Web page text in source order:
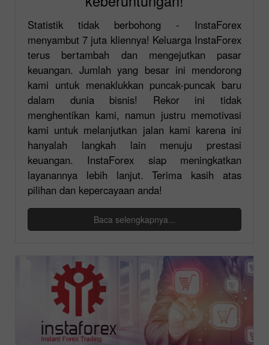
Statistik tidak berbohong - InstaForex
menyambut 7 juta kliennya! Keluarga InstaForex
terus bertambah dan mengejutkan pasar
keuangan. Jumlah yang besar ini mendorong
kami untuk menaklukkan puncak-puncak baru
dalam dunia bisnis! Rekor ini tidak
menghentikan kami, namun justru memotivasi
kami untuk melanjutkan jalan kami karena ini
hanyalah langkah lain menuju prestasi
keuangan. InstaForex siap meningkatkan
layanannya lebih lanjut. Terima kasih atas
pilihan dan kepercayaan anda!
Baca selengkapnya...